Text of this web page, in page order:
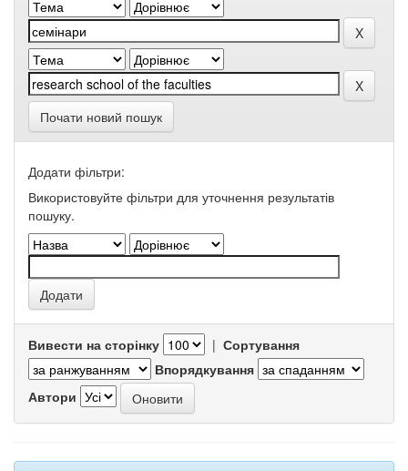
Почати новий пошук
Додати фільтри:
Використовуйте фільтри для уточнення результатів
пошуку.
Вивести на сторінку | Сортування
Впорядкування
Автори